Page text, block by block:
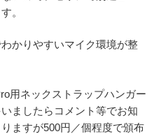
。
かりやすいマイク環境が整
用ネックストラップハンガー
ましたらコメント等でお知
ますが500円／個程度で頒布